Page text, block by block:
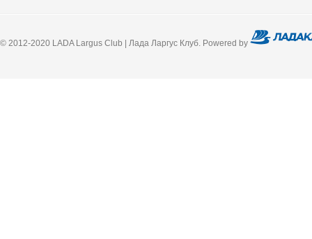
© 2012-2020 LADA Largus Club | Лада Ларгус Клуб. Powered by